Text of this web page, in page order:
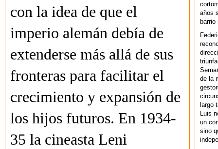
con la idea de que el
imperio alemán debía de
extenderse más allá de sus
fronteras para facilitar el
crecimiento y expansión de
los hijos futuros. En 1934-
35 la cineasta Leni
años
de la
largo
Luis
un
sino